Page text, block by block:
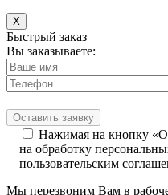
X
Быстрый заказ
Вы заказываете:
Нажимая на кнопку
на обработку
пользовательским
Мы перезвоним Вам в